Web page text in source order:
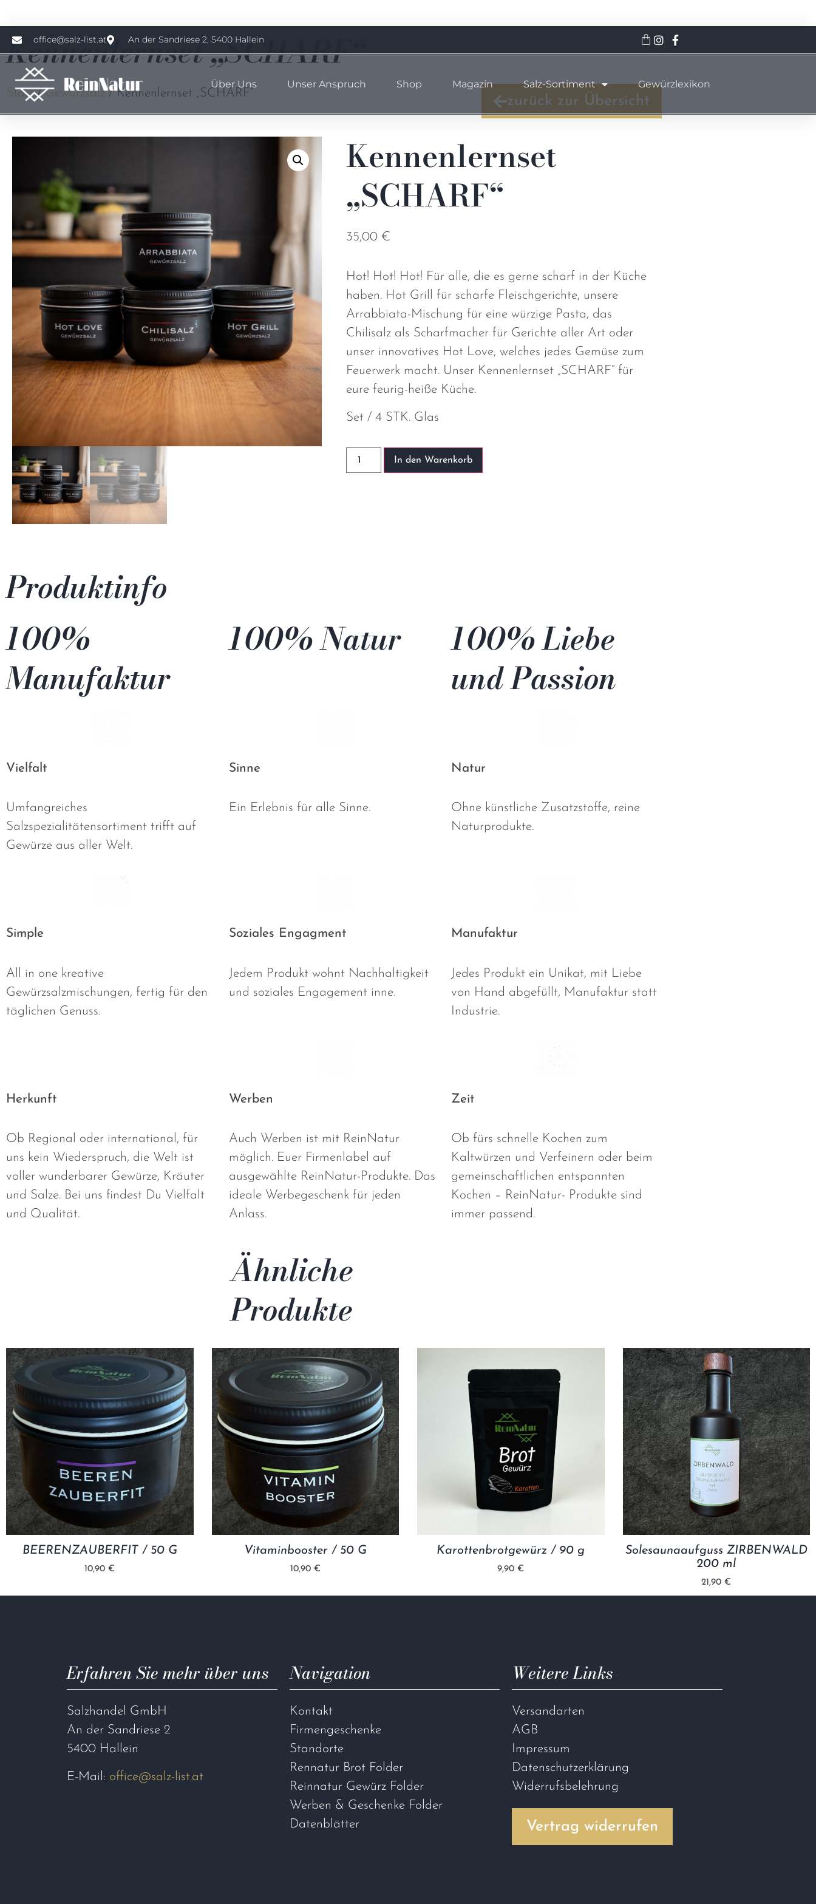
Jetzt sparen! 15 % Rabatt auf alle Gewürze & Spezialsalze
Hier klicken
Code: 15%reinrabatt
Hier klicken
office@salz-list.at An der Sandriese 2, 5400 Hallein
Über Uns Unser Anspruch Shop Magazin Salz-Sortiment Gewürzlexikon
Kennenlernset „SCHARF“
Start/Gewürzsalz/ Kennenlernset „SCHARF“
zurück zur Übersicht
Kennenlernset
„SCHARF“
35,00 €
Hot! Hot! Hot! Für alle, die es gerne scharf in der Küche
haben. Hot Grill für scharfe Fleischgerichte, unsere
Arrabbiata-Mischung für eine würzige Pasta, das
Chilisalz als Scharfmacher für Gerichte aller Art oder
unser innovatives Hot Love, welches jedes Gemüse zum
Feuerwerk macht. Unser Kennenlernset „SCHARF“ für
eure feurig-heiße Küche.
Set / 4 STK. Glas
In den Warenkorb
Produktinfo
100%
Manufaktur
100% Natur
100% Liebe
und Passion
Vielfalt
Umfangreiches
Salzspezialitätensortiment trifft auf
Gewürze aus aller Welt.
Sinne
Ein Erlebnis für alle Sinne.
Natur
Ohne künstliche Zusatzstoffe, reine
Naturprodukte.
Simple
All in one kreative
Gewürzsalzmischungen, fertig für den
täglichen Genuss.
Soziales Engagment
Jedem Produkt wohnt Nachhaltigkeit
und soziales Engagement inne.
Manufaktur
Jedes Produkt ein Unikat, mit Liebe
von Hand abgefüllt, Manufaktur statt
Industrie.
Herkunft
Ob Regional oder international, für
uns kein Wiederspruch, die Welt ist
voller wunderbarer Gewürze, Kräuter
und Salze. Bei uns findest Du Vielfalt
und Qualität.
Werben
Auch Werben ist mit ReinNatur
möglich. Euer Firmenlabel auf
ausgewählte ReinNatur-Produkte. Das
ideale Werbegeschenk für jeden
Anlass.
Zeit
Ob fürs schnelle Kochen zum
Kaltwürzen und Verfeinern oder beim
gemeinschaftlichen entspannten
Kochen – ReinNatur- Produkte sind
immer passend.
Ähnliche
Produkte
BEERENZAUBERFIT / 50 G
10,90 €
Vitaminbooster / 50 G
10,90 €
Karottenbrotgewürz / 90 g
9,90 €
Solesaunaaufguss ZIRBENWALD
200 ml
21,90 €
Erfahren Sie mehr über uns
Salzhandel GmbH
An der Sandriese 2
5400 Hallein
E-Mail: office@salz-list.at
Navigation
Kontakt
Firmengeschenke
Standorte
Rennatur Brot Folder
Reinnatur Gewürz Folder
Werben & Geschenke Folder
Datenblätter
Weitere Links
Versandarten
AGB
Impressum
Datenschutzerklärung
Widerrufsbelehrung
Vertrag widerrufen